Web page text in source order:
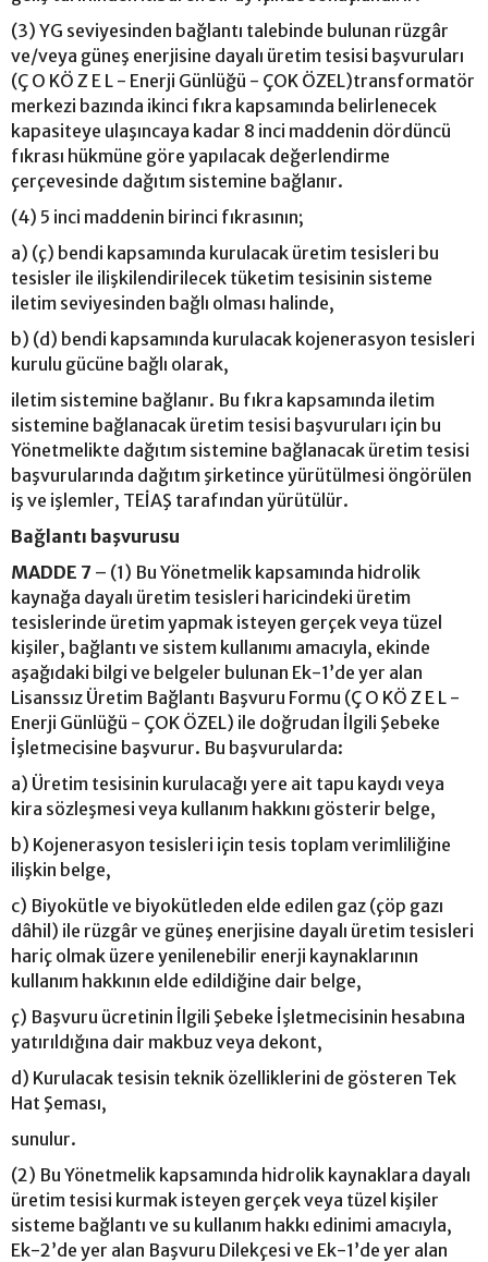
(3) YG seviyesinden bağlantı talebinde bulunan rüzgâr
ve/veya güneş enerjisine dayalı üretim tesisi başvuruları
(Ç O KÖ Z E L - Enerji Günlüğü - ÇOK ÖZEL)transformatör
merkezi bazında ikinci fıkra kapsamında belirlenecek
kapasiteye ulaşıncaya kadar 8 inci maddenin dördüncü
fıkrası hükmüne göre yapılacak değerlendirme
çerçevesinde dağıtım sistemine bağlanır.
(4) 5 inci maddenin birinci fıkrasının;
a) (ç) bendi kapsamında kurulacak üretim tesisleri bu
tesisler ile ilişkilendirilecek tüketim tesisinin sisteme
iletim seviyesinden bağlı olması halinde,
b) (d) bendi kapsamında kurulacak kojenerasyon tesisleri
kurulu gücüne bağlı olarak,
iletim sistemine bağlanır. Bu fıkra kapsamında iletim
sistemine bağlanacak üretim tesisi başvuruları için bu
Yönetmelikte dağıtım sistemine bağlanacak üretim tesisi
başvurularında dağıtım şirketince yürütülmesi öngörülen
iş ve işlemler, TEİAŞ tarafından yürütülür.
Bağlantı başvurusu
MADDE 7 – (1) Bu Yönetmelik kapsamında hidrolik
kaynağa dayalı üretim tesisleri haricindeki üretim
tesislerinde üretim yapmak isteyen gerçek veya tüzel
kişiler, bağlantı ve sistem kullanımı amacıyla, ekinde
aşağıdaki bilgi ve belgeler bulunan Ek-1’de yer alan
Lisanssız Üretim Bağlantı Başvuru Formu (Ç O KÖ Z E L -
Enerji Günlüğü - ÇOK ÖZEL) ile doğrudan İlgili Şebeke
İşletmecisine başvurur. Bu başvurularda:
a) Üretim tesisinin kurulacağı yere ait tapu kaydı veya
kira sözleşmesi veya kullanım hakkını gösterir belge,
b) Kojenerasyon tesisleri için tesis toplam verimliliğine
ilişkin belge,
c) Biyokütle ve biyokütleden elde edilen gaz (çöp gazı
dâhil) ile rüzgâr ve güneş enerjisine dayalı üretim tesisleri
hariç olmak üzere yenilenebilir enerji kaynaklarının
kullanım hakkının elde edildiğine dair belge,
ç) Başvuru ücretinin İlgili Şebeke İşletmecisinin hesabına
yatırıldığına dair makbuz veya dekont,
d) Kurulacak tesisin teknik özelliklerini de gösteren Tek
Hat Şeması,
sunulur.
(2) Bu Yönetmelik kapsamında hidrolik kaynaklara dayalı
üretim tesisi kurmak isteyen gerçek veya tüzel kişiler
sisteme bağlantı ve su kullanım hakkı edinimi amacıyla,
Ek-2’de yer alan Başvuru Dilekçesi ve Ek-1’de yer alan